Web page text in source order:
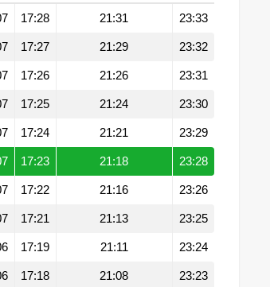
17:28 21:31 23:33
17:27 21:29 23:32
17:26 21:26 23:31
17:25 21:24 23:30
17:24 21:21 23:29
17:23 21:18 23:28
17:22 21:16 23:26
17:21 21:13 23:25
17:19 21:11 23:24
17:18 21:08 23:23